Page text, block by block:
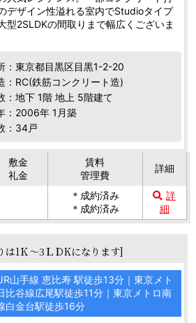
デザイン性溢れる室内でStudioタイプ
型2SLDKの間取りまで幅広くございま
：東京都目黒区目黒1-2-20
：RC(鉄筋コンクリート造)
：地下 1階 地上 5階建て
：2006年 1月築
：34戸
敷金
礼金
賃料
管理費
詳細
＊成約済み
＊成約済み
詳
細
は1Ｋ～3ＬＤKになります]
山手線 恵比寿 駅徒歩13分｜東京メト
比谷線広尾駅徒歩11分｜東京メトロ南
白金台駅徒歩16分